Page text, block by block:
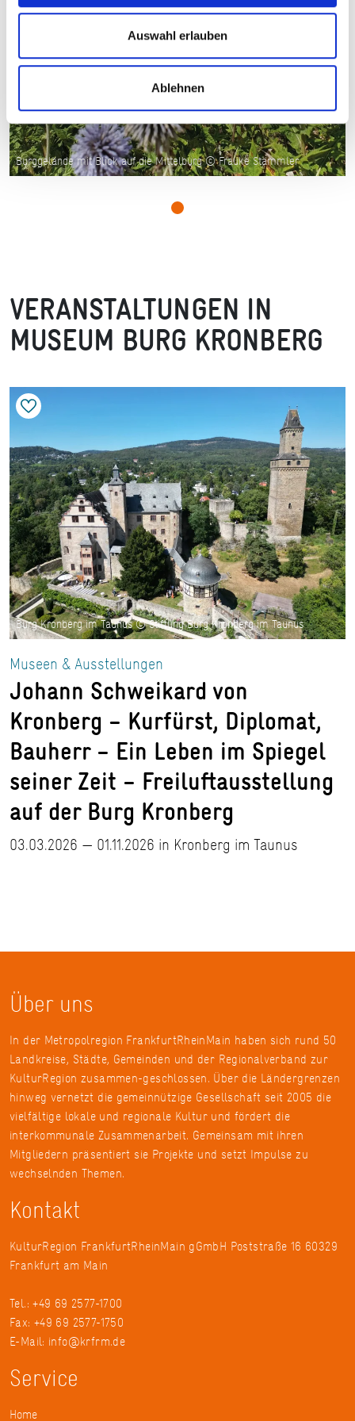
Auswahl erlauben
Ablehnen
Burggelände mit Blick auf die Mittelburg © Frauke Stämmler
VERANSTALTUNGEN IN
MUSEUM BURG KRONBERG
Burg Kronberg im Taunus © Stiftung Burg Kronberg im Taunus
Museen & Ausstellungen
Johann Schweikard von
Kronberg – Kurfürst, Diplomat,
Bauherr – Ein Leben im Spiegel
seiner Zeit – Freiluftausstellung
auf der Burg Kronberg
03.03.2026 — 01.11.2026 in Kronberg im Taunus
Über uns
In der Metropolregion FrankfurtRheinMain haben sich rund 50
Landkreise, Städte, Gemeinden und der Regionalverband zur
KulturRegion zusammen-geschlossen. Über die Ländergrenzen
hinweg vernetzt die gemeinnützige Gesellschaft seit 2005 die
vielfältige lokale und regionale Kultur und fördert die
interkommunale Zusammenarbeit. Gemeinsam mit ihren
Mitgliedern präsentiert sie Projekte und setzt Impulse zu
wechselnden Themen.
Kontakt
KulturRegion FrankfurtRheinMain gGmbH Poststraße 16 60329
Frankfurt am Main
Tel.: +49 69 2577-1700
Fax: +49 69 2577-1750
E-Mail: info@krfrm.de
Service
Home